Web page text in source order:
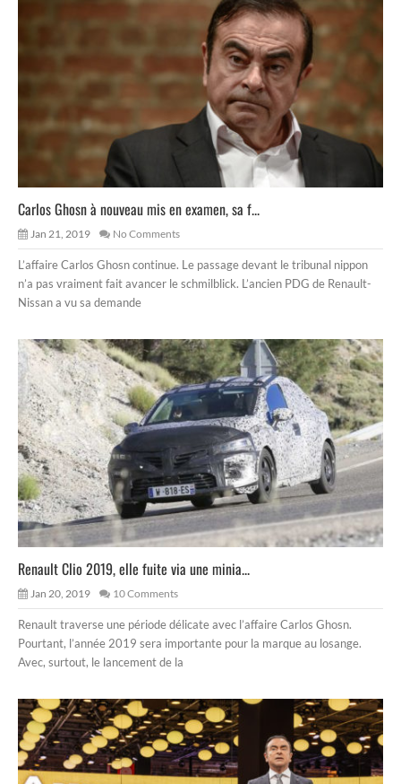
Carlos Ghosn à nouveau mis en examen, sa f...
Jan 21, 2019 No Comments
L’affaire Carlos Ghosn continue. Le passage devant le tribunal nippon
n’a pas vraiment fait avancer le schmilblick. L’ancien PDG de Renault-
Nissan a vu sa demande
Renault Clio 2019, elle fuite via une minia...
Jan 20, 2019 10 Comments
Renault traverse une période délicate avec l’affaire Carlos Ghosn.
Pourtant, l’année 2019 sera importante pour la marque au losange.
Avec, surtout, le lancement de la